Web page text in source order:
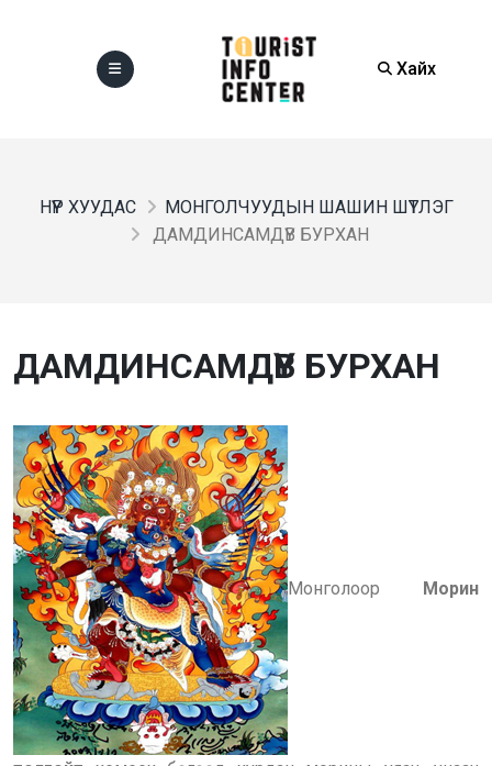
Хайх
НҮҮР ХУУДАС
МОНГОЛЧУУДЫН ШАШИН ШҮТЛЭГ
ДАМДИНСАМДҮВ БУРХАН
ДАМДИНСАМДҮВ БУРХАН
Монголоор Морин